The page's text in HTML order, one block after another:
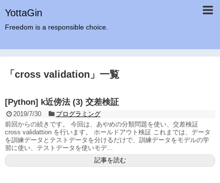
YottaGin
Freedom is a responsible choice.
「 cross validation 」 一覧
[Python] k近傍法 (3) 交差検証
2019/7/30
プログラミング
前回からの続きです。 今回は、あやめの分類問題を使い、交差検証
cross validattion を行います。 ホールドアウト検証 これまでは、データ
を訓練データとテストデータを分けるだけで、訓練データをモデルの学
習に使い、テストデータを使いモデ...
記事を読む